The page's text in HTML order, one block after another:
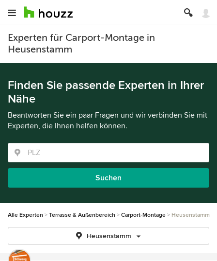
Experten für Carport-Montage in
Heusenstamm
Finden Sie passende Experten in Ihrer
Nähe
Beantworten Sie ein paar Fragen und wir verbinden Sie mit
Experten, die Ihnen helfen können.
Suchen
Alle Experten Terrasse & Außenbereich Carport-Montage Heusenstamm
Heusenstamm